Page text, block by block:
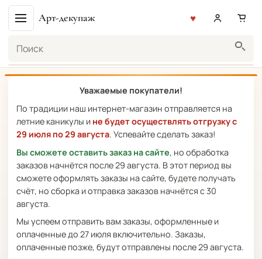
Арт-декупаж
Уважаемые покупатели!
По традиции наш интернет-магазин отправляется на
летние каникулы и не будет осуществлять отгрузку с
29 июля по 29 августа. Успевайте сделать заказ!
Вы сможете оставить заказ на сайте, но обработка
заказов начнётся после 29 августа. В этот период вы
сможете оформлять заказы на сайте, будете получать
счёт, но сборка и отправка заказов начнётся с 30
августа.
Мы успеем отправить вам заказы, оформленные и
оплаченные до 27 июля включительно. Заказы,
оплаченные позже, будут отправлены после 29 августа.